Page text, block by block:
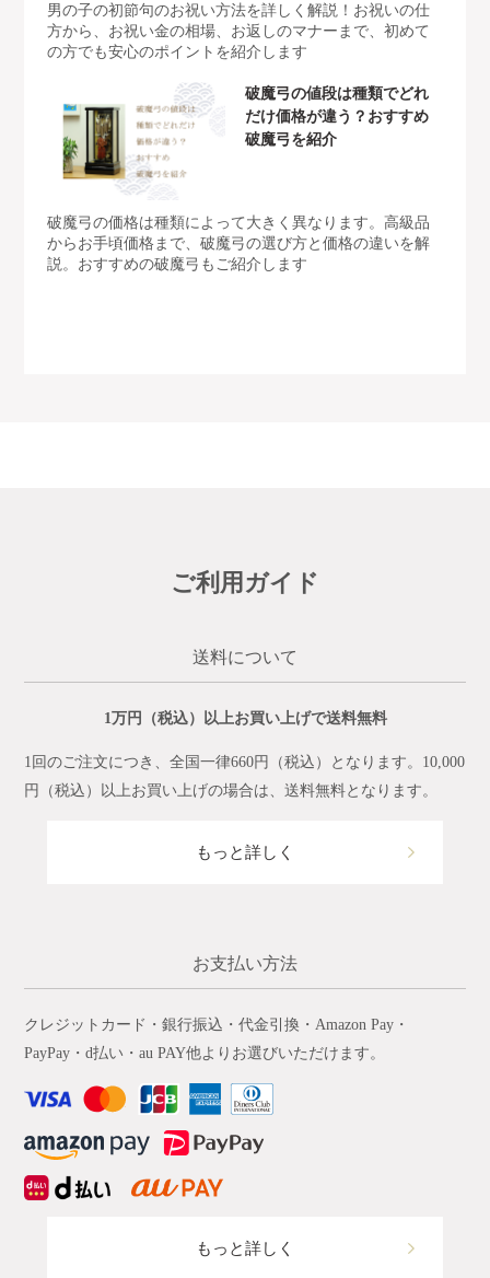
男の子の初節句のお祝い方法を詳しく解説！お祝いの仕
方から、お祝い金の相場、お返しのマナーまで、初めて
の方でも安心のポイントを紹介します
破魔弓の値段は種類でどれ
だけ価格が違う？おすすめ
破魔弓を紹介
破魔弓の価格は種類によって大きく異なります。高級品
からお手頃価格まで、破魔弓の選び方と価格の違いを解
説。おすすめの破魔弓もご紹介します
ご利用ガイド
送料について
1万円（税込）以上お買い上げで送料無料
1回のご注文につき、全国一律660円（税込）となります。10,000
円（税込）以上お買い上げの場合は、送料無料となります。
もっと詳しく
お支払い方法
クレジットカード・銀行振込・代金引換・Amazon Pay・
PayPay・d払い・au PAY他よりお選びいただけます。
もっと詳しく